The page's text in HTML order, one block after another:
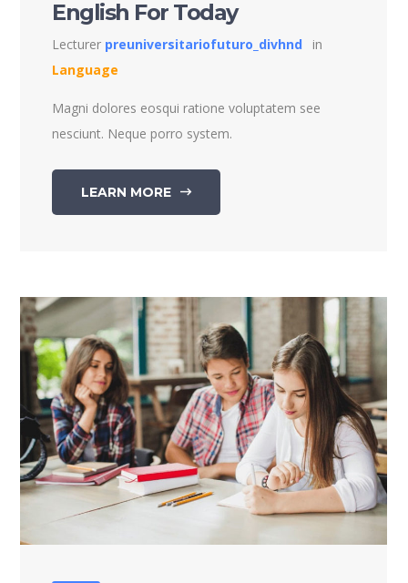
English For Today
Lecturer preuniversitariofuturo_divhnd
in
Language
Magni dolores eosqui ratione voluptatem see
nesciunt. Neque porro system.
LEARN MORE